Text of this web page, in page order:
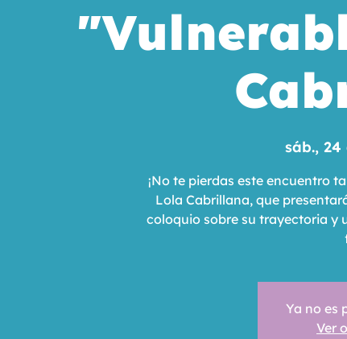
sáb., 24
¡No te pierdas este encuentro
Lola Cabrillana, que
coloquio sobre su trayectoria y
Ya no es
Ver